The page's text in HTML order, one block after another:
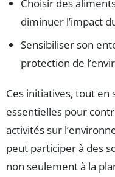
Choisir des
diminuer l’impact
Sensibiliser son
protection de
Ces initiatives, tout
essentielles pour
activités sur
peut participer à des
non seulement à la